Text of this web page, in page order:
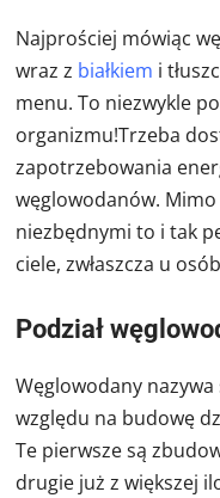
Najprościej mówiąc
wraz z białkiem i
menu. To niezwykle
organizmu!Trzeba
zapotrzebowania
węglowodanów.
niezbędnymi to i tak
ciele, zwłaszcza u
Podział
Węglowodany
względu na budowę
Te pierwsze są
drugie już z większej